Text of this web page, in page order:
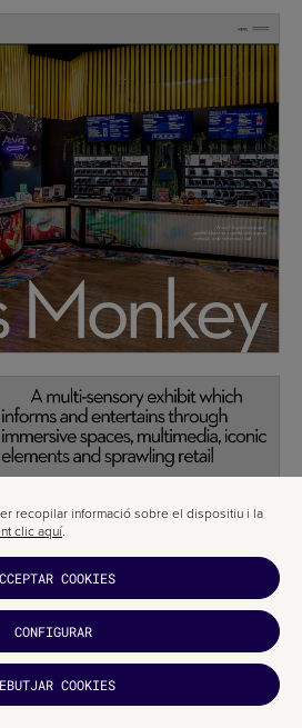
T'HA
AGRADAT?
recopilar informació sobre el dispositiu i la
clic aquí.
COOKIES
CONFIGURAR
COOKIES